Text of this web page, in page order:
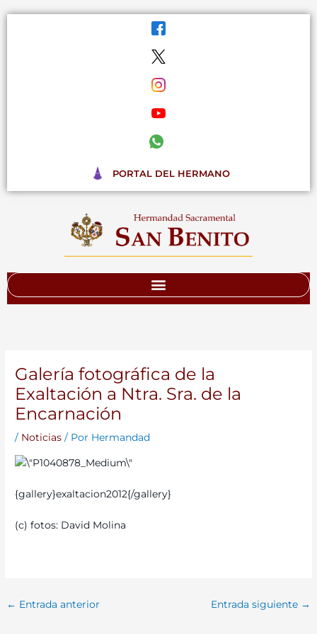
PORTAL DEL HERMANO
Galería fotográfica de la
Exaltación a Ntra. Sra. de la
Encarnación
/ Noticias / Por Hermandad
{gallery}exaltacion2012{/gallery}
(c) fotos: David Molina
← Entrada anterior Entrada siguiente →